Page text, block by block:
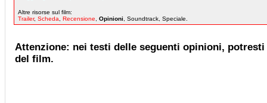
Altre risorse sul film:
Trailer, Scheda Recensione Opinioni , Soundtrack, Speciale.
Attenzione: nei testi delle seguenti opinioni,
del film.